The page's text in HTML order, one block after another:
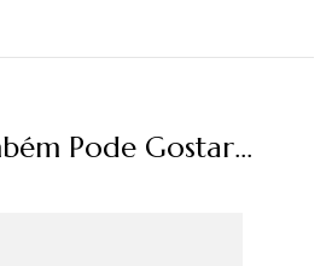
Pode Gostar...